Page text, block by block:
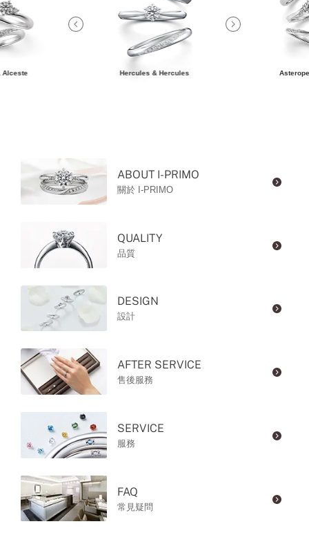
Alceste Hercules & Hercules
ABOUT I-PRIMO
關於 I-PRIMO
QUALITY
品質
DESIGN
設計
AFTER SERVICE
售後服務
SERVICE
服務
FAQ
常見疑問